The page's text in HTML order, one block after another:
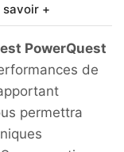
savoir +
PowerQuest
de
permettra